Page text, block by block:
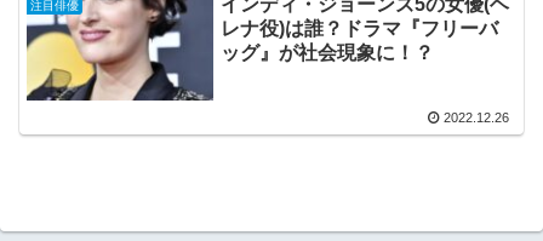
注目俳優
レナ役)は誰？ドラマ『フリーバ
ッグ』が社会現象に！？
2022.12.26